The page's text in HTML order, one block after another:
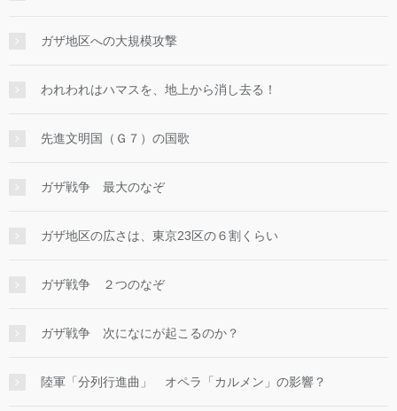
ガザ地区への大規模攻撃
われわれはハマスを、地上から消し去る！
先進文明国（Ｇ７）の国歌
ガザ戦争 最大のなぞ
ガザ地区の広さは、東京23区の６割くらい
ガザ戦争 ２つのなぞ
ガザ戦争 次になにが起こるのか？
陸軍「分列行進曲」 オペラ「カルメン」の影響？